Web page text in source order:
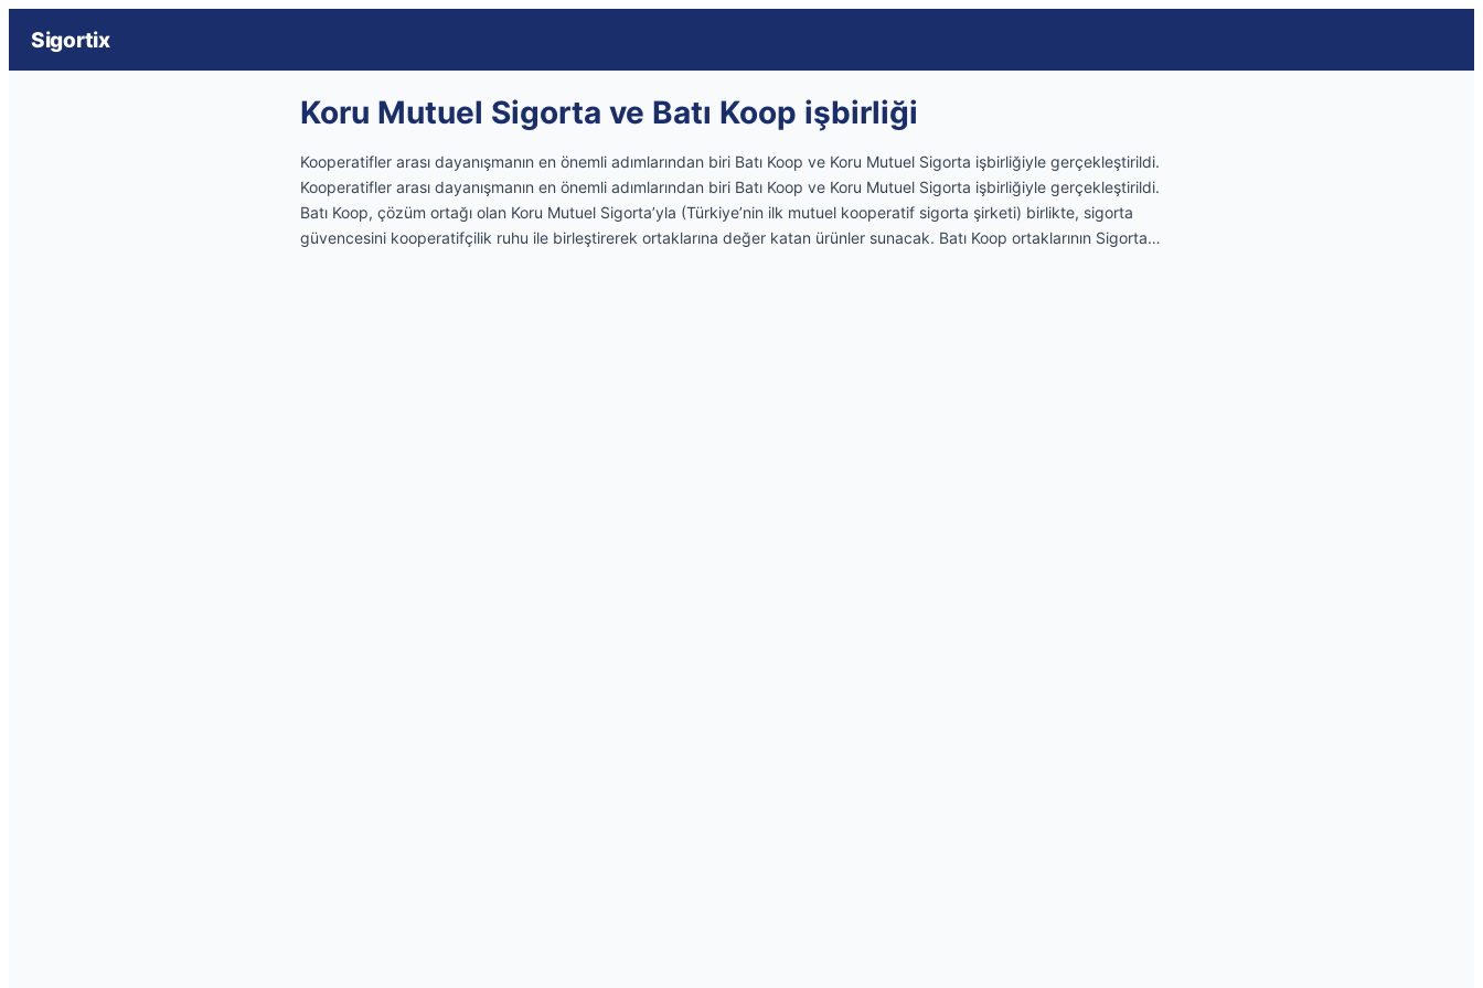
Sigortix
Koru Mutuel Sigorta ve Batı Koop işbirliği
Kooperatifler arası dayanışmanın en önemli adımlarından biri Batı Koop ve Koru Mutuel Sigorta işbirliğiyle gerçekleştirildi.
Kooperatifler arası dayanışmanın en önemli adımlarından biri Batı Koop ve Koru Mutuel Sigorta işbirliğiyle gerçekleştirildi.
Batı Koop, çözüm ortağı olan Koru Mutuel Sigorta’yla (Türkiye’nin ilk mutuel kooperatif sigorta şirketi) birlikte, sigorta
güvencesini kooperatifçilik ruhu ile birleştirerek ortaklarına değer katan ürünler sunacak. Batı Koop ortaklarının Sigorta…